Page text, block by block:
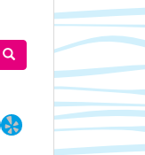
Yelp